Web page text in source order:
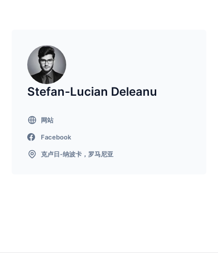
Stefan-Lucian Deleanu
网站
Facebook
克卢日-纳波卡，罗马尼亚